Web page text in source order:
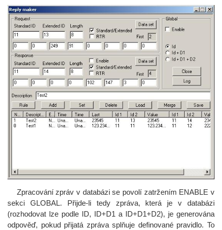
Zpracování zpráv v databázi se povolí zatržením ENABLE v
sekci GLOBAL. Přijde-li tedy zpráva, která je v databázi
(rozhodovat lze podle ID, ID+D1 a ID+D1+D2), je generována
odpověď, pokud přijatá zpráva splňuje definované pravidlo. To